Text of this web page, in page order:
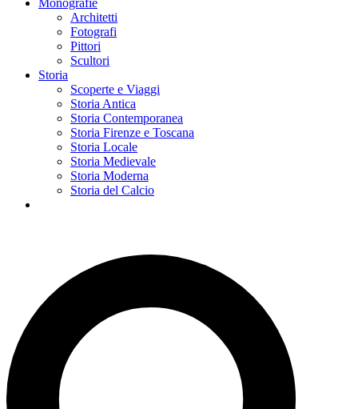
Monografie
Architetti
Fotografi
Pittori
Scultori
Storia
Scoperte e Viaggi
Storia Antica
Storia Contemporanea
Storia Firenze e Toscana
Storia Locale
Storia Medievale
Storia Moderna
Storia del Calcio